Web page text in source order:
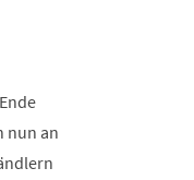
nun an